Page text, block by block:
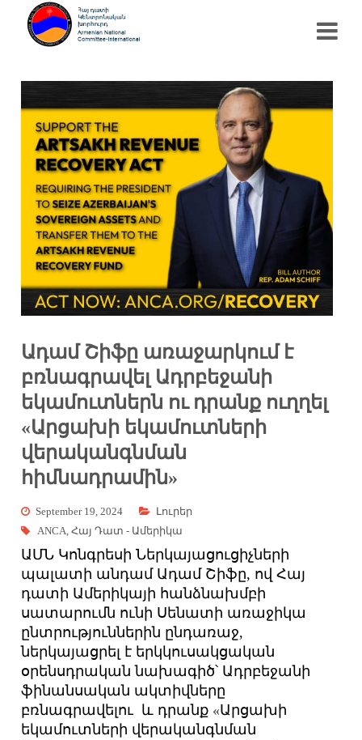
Ադամ Շիֆը առաջարկում է
բռնագրավել Ադրբեջանի
եկամուտներն ու դրանք ուղղել
«Արցախի եկամուտների
վերականգնման
հիմնադրամին»
September 19, 2024
Լուրեր
ANCA,Հայ Դատ - Ամերիկա
ԱՄՆ Կոնգրեսի Ներկայացուցիչների
պալատի անդամ Ադամ Շիֆը, ով Հայ
դատի Ամերիկայի հանձնախմբի
սատարումն ունի Սենատի առաջիկա
ընտրություններին ընդառաջ,
ներկայացրել է երկկուսակցական
օրենսդրական նախագիծ՝ Ադրբեջանի
ֆինանսական ակտիվները
բռնագրավելու և դրանք «Արցախի
եկամուտների վերականգնման